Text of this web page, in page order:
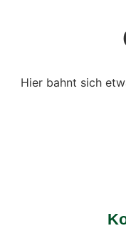
Hier bahnt sich